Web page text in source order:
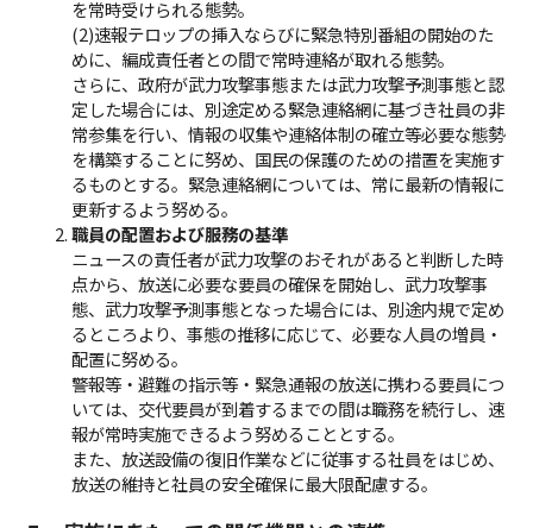
を常時受けられる態勢。
(2)速報テロップの挿入ならびに緊急特別番組の開始のた
めに、編成責任者との間で常時連絡が取れる態勢。
さらに、政府が武力攻撃事態または武力攻撃予測事態と認
定した場合には、別途定める緊急連絡網に基づき社員の非
常参集を行い、情報の収集や連絡体制の確立等必要な態勢
を構築することに努め、国民の保護のための措置を実施す
るものとする。緊急連絡網については、常に最新の情報に
更新するよう努める。
職員の配置および服務の基準
ニュースの責任者が武力攻撃のおそれがあると判断した時
点から、放送に必要な要員の確保を開始し、武力攻撃事
態、武力攻撃予測事態となった場合には、別途内規で定め
るところより、事態の推移に応じて、必要な人員の増員・
配置に努める。
警報等・避難の指示等・緊急通報の放送に携わる要員につ
いては、交代要員が到着するまでの間は職務を続行し、速
報が常時実施できるよう努めることとする。
また、放送設備の復旧作業などに従事する社員をはじめ、
放送の維持と社員の安全確保に最大限配慮する。